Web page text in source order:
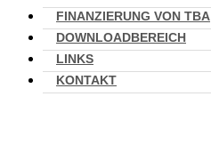
FINANZIERUNG VON TBA
DOWNLOADBEREICH
LINKS
KONTAKT